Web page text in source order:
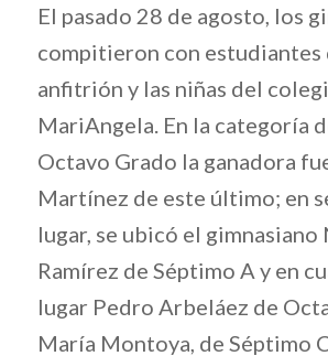
El pasado 28 de agosto, los
compitieron con
anfitrión y las niñas del
MariAngela. En la categoría
Octavo Grado la ganadora
Martínez de este último; en
lugar, se ubicó el gimnasiano
Ramírez de Séptimo A y en
lugar Pedro Arbeláez de
María Montoya, de Séptimo